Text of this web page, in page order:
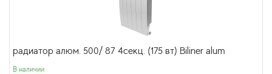
радиатор алюм. 500/ 87 4секц. (175 вт) Biliner alum
В наличии